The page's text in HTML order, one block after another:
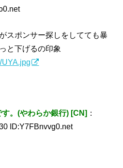
スポンサー探しをしてても暴
と下げるの印象
。(やわらか銀行) [CN] ：
ID:Y7FBnvvg0.net